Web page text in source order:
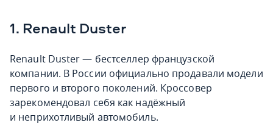
1. Renault Duster
Renault Duster — бестселлер французской
компании. В России официально продавали модели
первого и второго поколений. Кроссовер
зарекомендовал себя как надёжный
и неприхотливый автомобиль.